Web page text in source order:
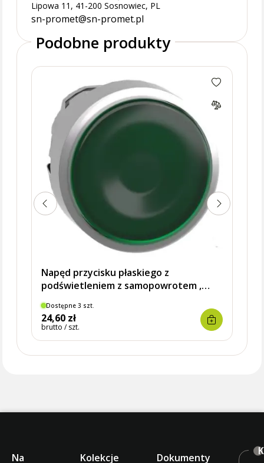
Lipowa 11, 41-200 Sosnowiec, PL
sn-promet@sn-promet.pl
Podobne produkty
Napęd przycisku płaskiego z
podświetleniem z samopowrotem ,
SCHNEIDER ELECTRIC
Dostępne 3 szt.
24,60 zł
brutto / szt.
Na
Kolekcje Dokumenty